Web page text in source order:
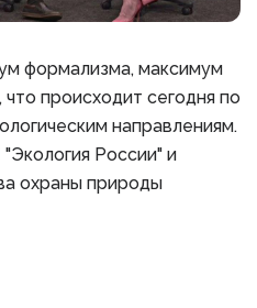
формализма, максимум
происходит сегодня по
направлениям.
России" и
охраны природы